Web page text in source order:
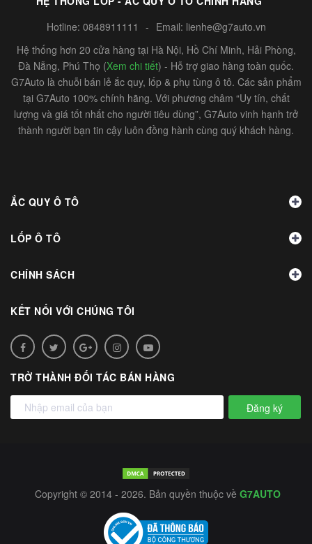
Hotline: 0848911111 - Email: lienhe@g7auto.vn
Hệ thống hơn 20 cửa hàng tại Hà Nội, Hồ Chí Minh, Hải Phòng,
Đà Nẵng, Phú Thọ (Xem chi tiết) - Hỗ trợ giao hàng toàn quốc.
G7Auto là chuỗi bán lẻ ắc quy, lốp & phụ tùng ô tô. Các sản phẩm
tại G7Auto 100% chính hãng. Với phương châm “Uy tín, chất
lượng và giá tốt nhất cho người tiêu dùng”, G7Auto vinh hạnh trở
thành người bạn tin cậy luôn đồng hành cùng quý khách hàng.
ẮC QUY Ô TÔ
LỐP Ô TÔ
CHÍNH SÁCH
KẾT NỐI VỚI CHÚNG TÔI
TRỞ THÀNH ĐỐI TÁC BÁN HÀNG
Đăng ký
Copyright © 2014 - 2026. Bản quyền thuộc về G7AUTO